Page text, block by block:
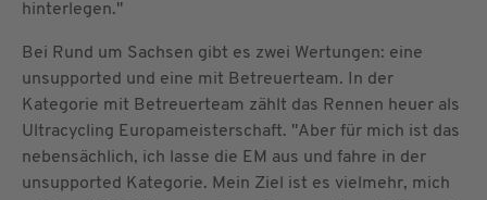
hinterlegen."
Bei Rund um Sachsen gibt es zwei Wertungen: eine
unsupported und eine mit Betreuerteam. In der
Kategorie mit Betreuerteam zählt das Rennen heuer als
Ultracycling Europameisterschaft. "Aber für mich ist das
nebensächlich, ich lasse die EM aus und fahre in der
unsupported Kategorie. Mein Ziel ist es vielmehr, mich